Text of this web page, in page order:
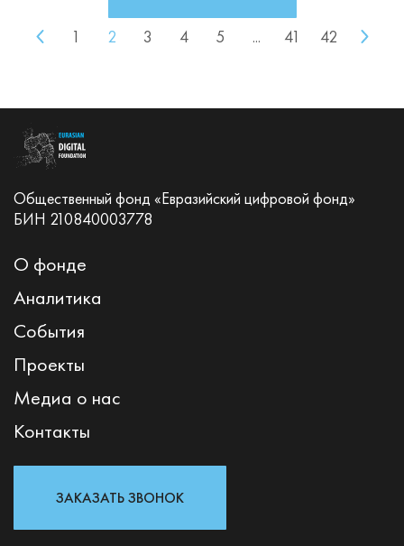
1 2 3 4 5 ... 41 42
Общественный фонд «Евразийский цифровой фонд»
БИН 210840003778
О фонде
Аналитика
События
Проекты
Медиа о нас
Контакты
ЗАКАЗАТЬ ЗВОНОК